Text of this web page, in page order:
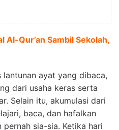
Al-Qur’an Sambil Sekolah,
ayat yang dibaca,
dari usaha keras serta
Selain itu, akumulasi dari
baca, dan hafalkan
sia-sia. Ketika hari